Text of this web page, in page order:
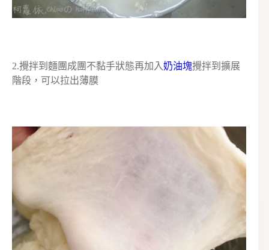
2.攪拌到麵團成團不黏手狀態再加入奶油塊攪拌到擴展
階段，可以拉出薄膜